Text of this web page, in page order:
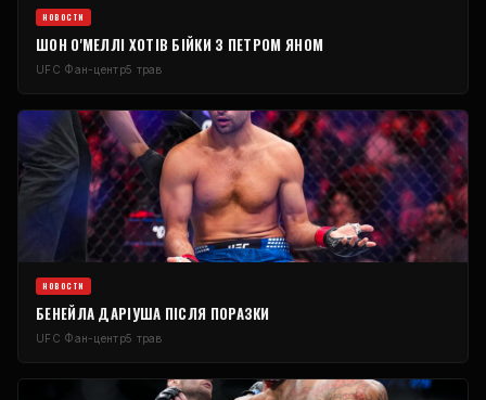
НОВОСТИ
ШОН О'МЕЛЛІ ХОТІВ БІЙКИ З ПЕТРОМ ЯНОМ
UFC Фан-центр5 трав
НОВОСТИ
БЕНЕЙЛА ДАРІУША ПІСЛЯ ПОРАЗКИ
UFC Фан-центр5 трав